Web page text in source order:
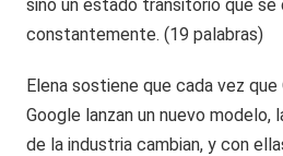
sino un estado transitorio que
constantemente. (19 palabras)
Elena sostiene que cada vez
Google lanzan un nuevo modelo,
de la industria cambian, y con